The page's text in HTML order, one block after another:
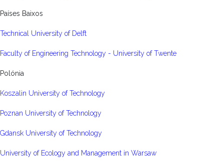
Países Baixos
Technical University of Delft
Faculty of Engineering Technology - University of Twente
Polónia
Koszalin University of Technology
Poznan University of Technology
Gdansk University of Technology
University of Ecology and Management in Warsaw